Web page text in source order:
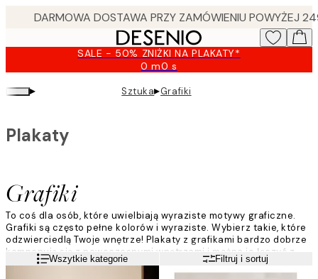
SALE - 50% ZNIŻKI NA PLAKATY*
0 m0 s
Ważny
do:
2026-
▸ Sztuka▸Grafiki
Grafiki
Plakaty
To coś dla osób, które uwielbiają wyraziste motywy graficzne.
Grafiki są często pełne kolorów i wyraziste. Wybierz takie, które
odzwierciedlą Twoje wnętrze! Plakaty z grafikami bardzo dobrze
komponują się z nowoczesnymi wnętrzami i można je łączyć z
typografią lub fotografią artystyczną – wystarczy dać pole do
Czytaj więcejWszytkie kategorie Filtruj i sortuj